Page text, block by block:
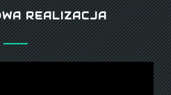
REALIZACJA